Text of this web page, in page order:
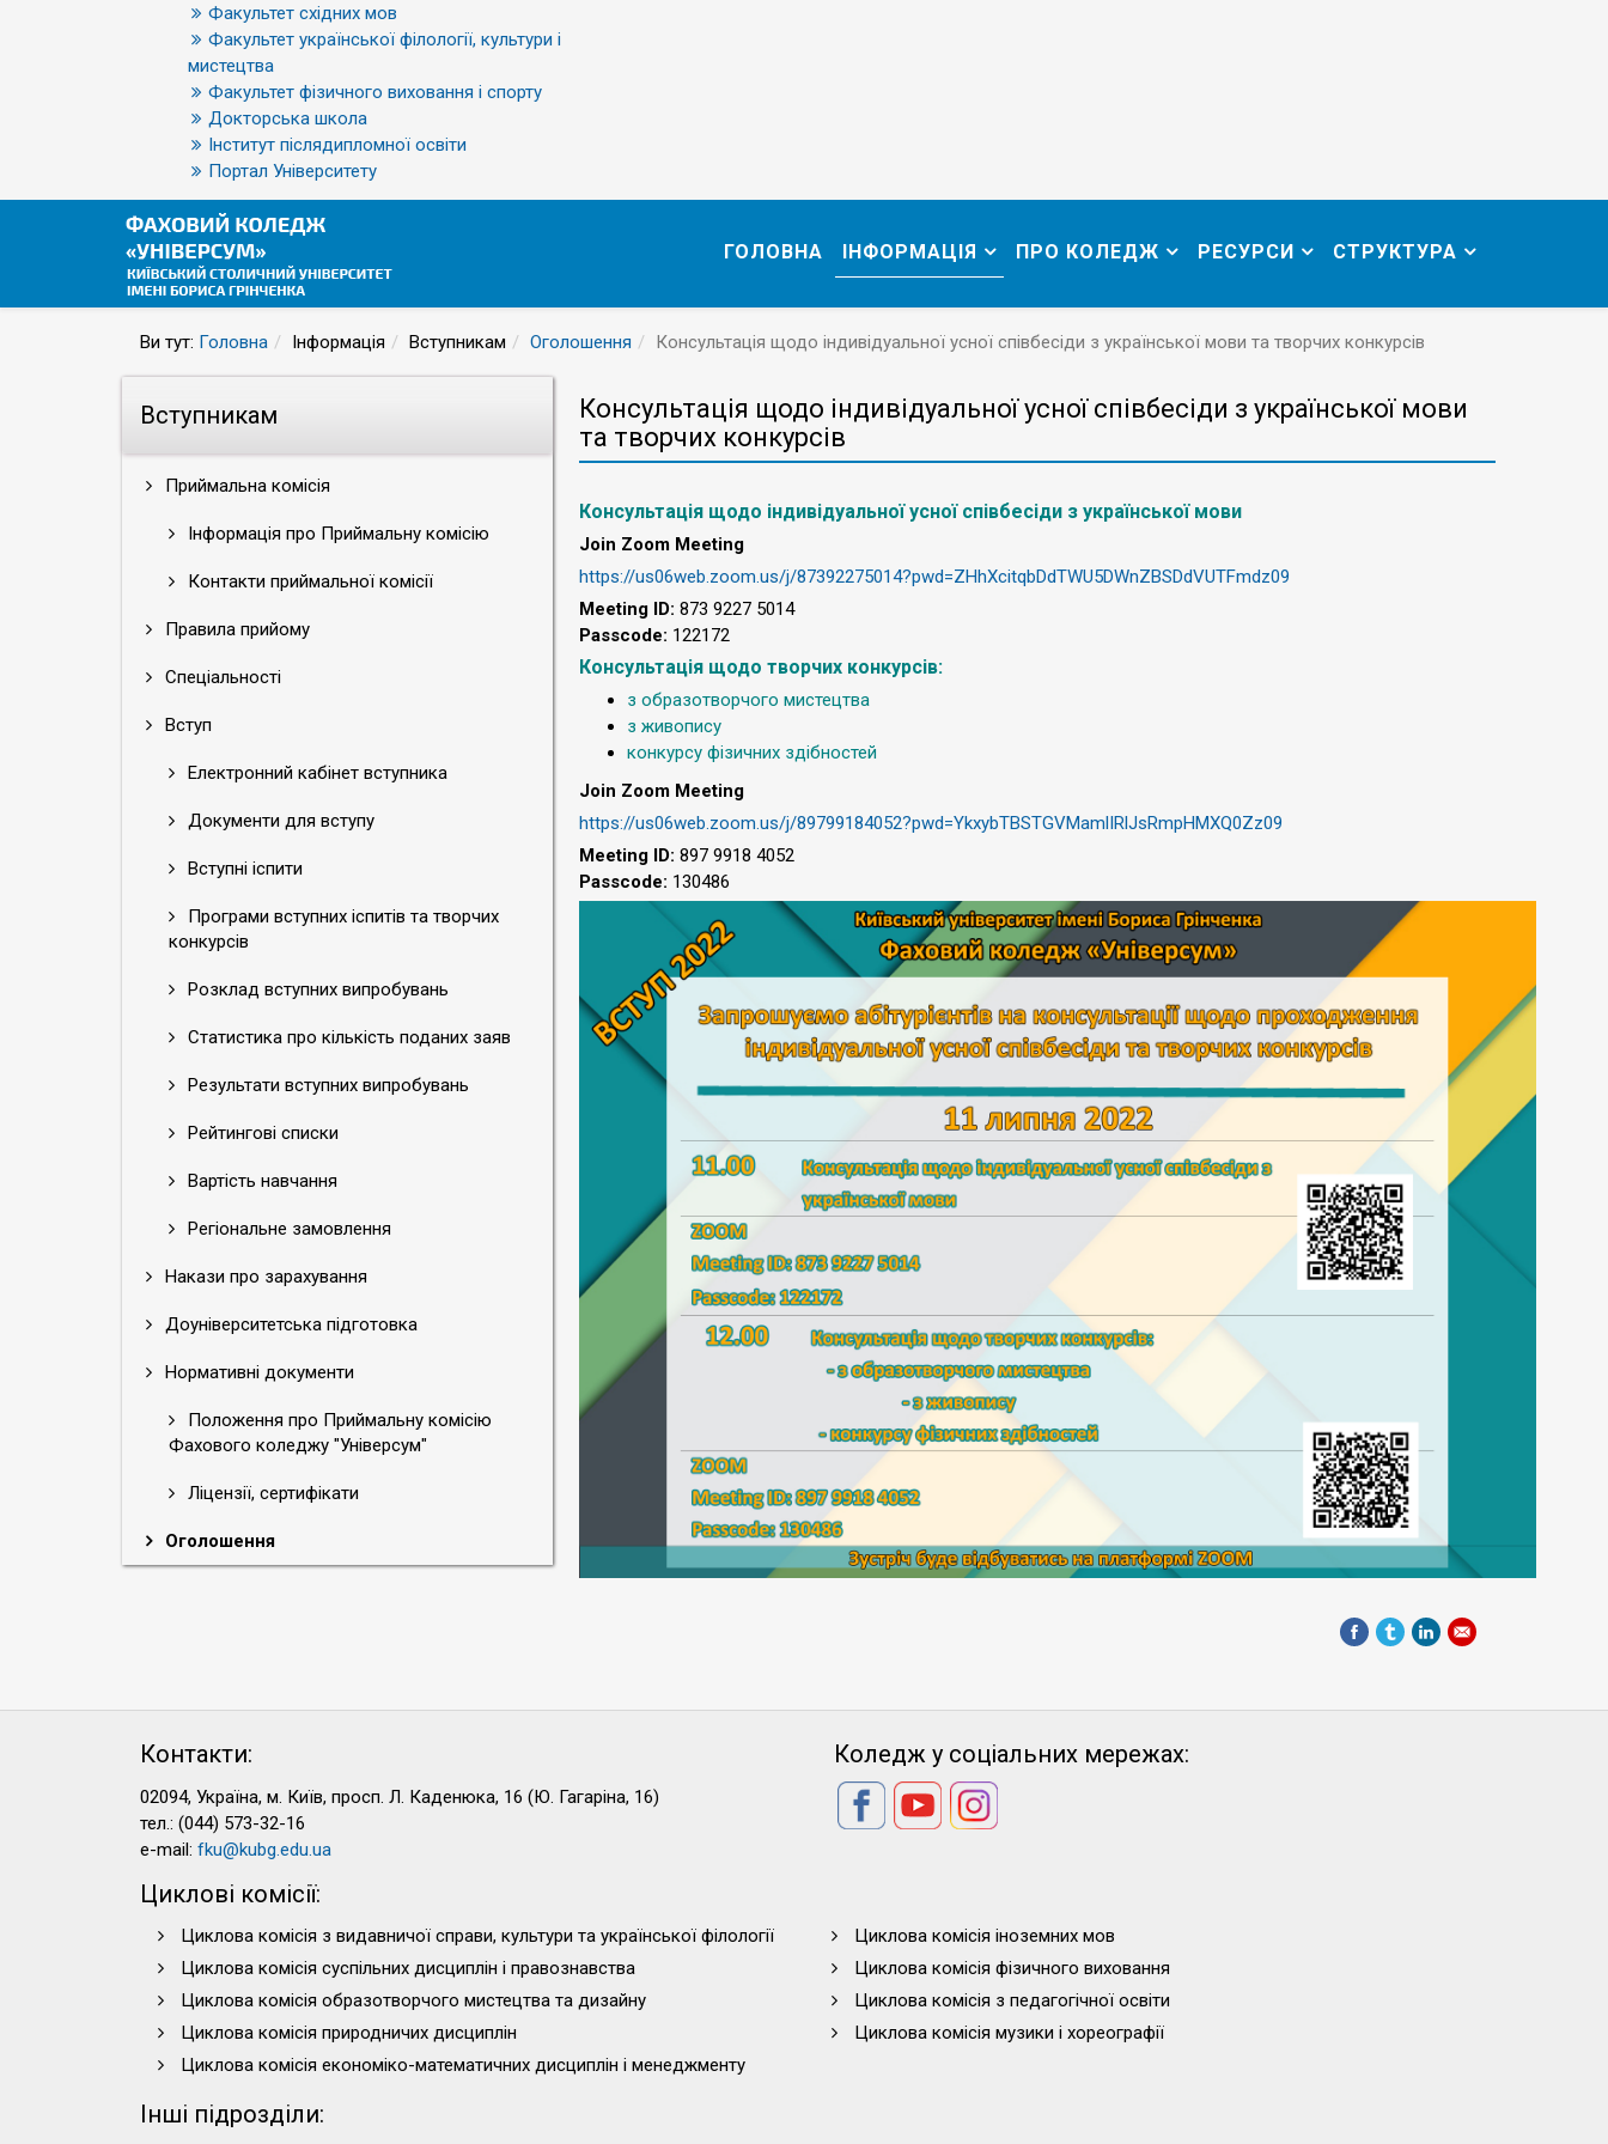
Факультет східних мов
Факультет української філології, культури і
мистецтва
Факультет фізичного виховання і спорту
Докторська школа
Інститут післядипломної освіти
Портал Університету
ГОЛОВНА ІНФОРМАЦІЯ ПРО КОЛЕДЖ РЕСУРСИ СТРУКТУРА
Ви тут: Головна Інформація Вступникам Оголошення Консультація щодо індивідуальної усної співбесіди з української мови та творчих конкурсів
Вступникам
Приймальна комісія
Інформація про Приймальну комісію
Контакти приймальної комісії
Правила прийому
Спеціальності
Вступ
Електронний кабінет вступника
Документи для вступу
Вступні іспити
Програми вступних іспитів та творчих
конкурсів
Розклад вступних випробувань
Статистика про кількість поданих заяв
Результати вступних випробувань
Рейтингові списки
Вартість навчання
Регіональне замовлення
Накази про зарахування
Доуніверситетська підготовка
Нормативні документи
Положення про Приймальну комісію
Фахового коледжу "Універсум"
Ліцензії, сертифікати
Оголошення
Консультація щодо індивідуальної усної співбесіди з української мови
та творчих конкурсів
Консультація щодо індивідуальної усної співбесіди з української мови
Join Zoom Meeting
https://us06web.zoom.us/j/87392275014?pwd=ZHhXcitqbDdTWU5DWnZBSDdVUTFmdz09
Meeting ID: 873 9227 5014
Passcode: 122172
Консультація щодо творчих конкурсів:
з образотворчого мистецтва
з живопису
конкурсу фізичних здібностей
Join Zoom Meeting
https://us06web.zoom.us/j/89799184052?pwd=YkxybTBSTGVMamlIRlJsRmpHMXQ0Zz09
Meeting ID: 897 9918 4052
Passcode: 130486
Контакти:
02094, Україна, м. Київ, просп. Л. Каденюка, 16 (Ю. Гагаріна, 16)
тел.: (044) 573-32-16
e-mail: fku@kubg.edu.ua
Коледж у соціальних мережах:
Циклові комісії:
Циклова комісія з видавничої справи, культури та української філології
Циклова комісія іноземних мов
Циклова комісія суспільних дисциплін і правознавства
Циклова комісія фізичного виховання
Циклова комісія образотворчого мистецтва та дизайну
Циклова комісія з педагогічної освіти
Циклова комісія природничих дисциплін
Циклова комісія музики і хореографії
Циклова комісія економіко-математичних дисциплін і менеджменту
Інші підрозділи: